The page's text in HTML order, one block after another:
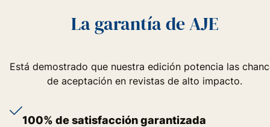
La garantía de AJE
Está demostrado que nuestra edición potencia las
de aceptación en revistas de alto impacto.
100% de satisfacción garantizada